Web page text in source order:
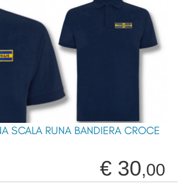
SCALA RUNA BANDIERA CROCE
€ 30,00